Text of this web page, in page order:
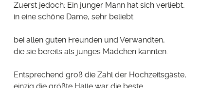
Zuerst jedoch: Ein junger Mann hat sich verliebt,
in eine schöne Dame, sehr beliebt
bei allen guten Freunden und Verwandten,
die sie bereits als junges Mädchen kannten.
Entsprechend groß die Zahl der Hochzeitsgäste,